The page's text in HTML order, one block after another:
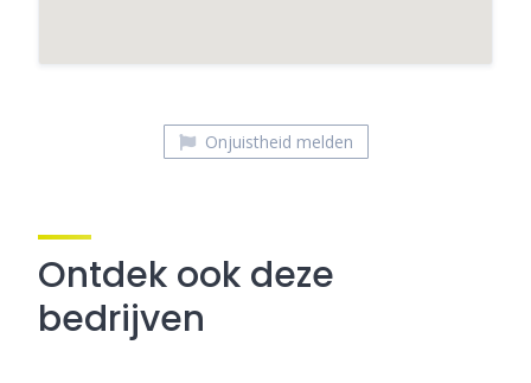
Onjuistheid melden
Ontdek ook deze
bedrijven